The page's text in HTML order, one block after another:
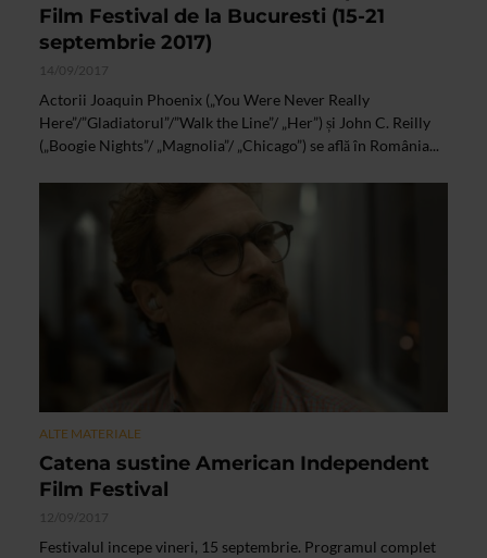
Film Festival de la Bucuresti (15-21
septembrie 2017)
14/09/2017
Actorii Joaquin Phoenix („You Were Never Really
Here”/”Gladiatorul”/”Walk the Line”/ „Her”) și John C. Reilly
(„Boogie Nights”/ „Magnolia”/ „Chicago”) se află în România...
ALTE MATERIALE
Catena sustine American Independent
Film Festival
12/09/2017
Festivalul incepe vineri, 15 septembrie. Programul complet